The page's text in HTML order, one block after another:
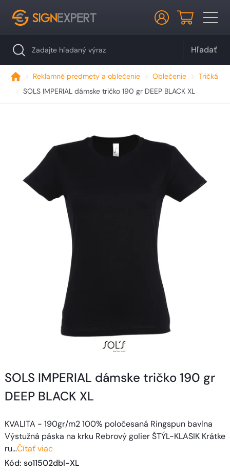
Hľadať
Reklamné predmety a oblečenie Oblečenie
Tričká
SOLS IMPERIAL dámske tričko 190 gr DEEP BLACK XL
SOLS IMPERIAL dámske tričko 190 gr
DEEP BLACK XL
KVALITA - 190gr/m2 100% poločesaná Ringspun bavlna
Výstužná páska na krku Rebrový golier ŠTÝL-KLASIK Krátke
ru…Čítať viac
Kód: so11502dbl-XL